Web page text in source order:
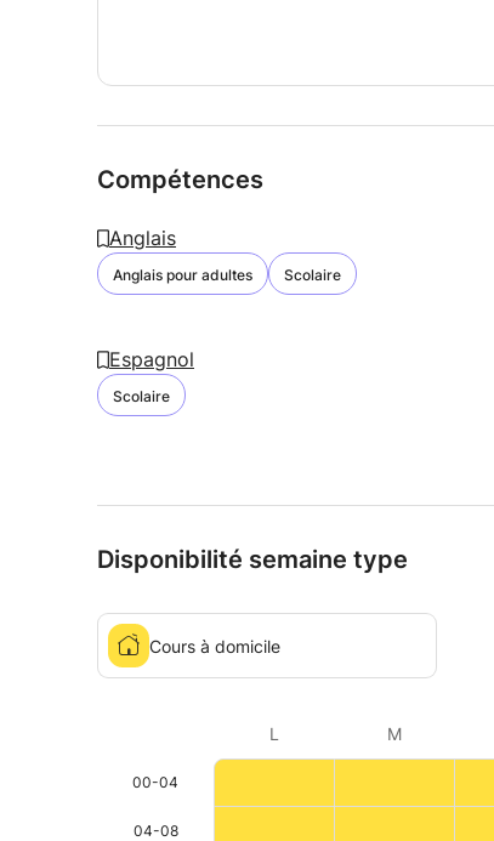
Compétences
Anglais
Anglais pour adultes Scolaire
Espagnol
Scolaire
Disponibilité semaine type
Cours à domicile
L M
00-04
04-08